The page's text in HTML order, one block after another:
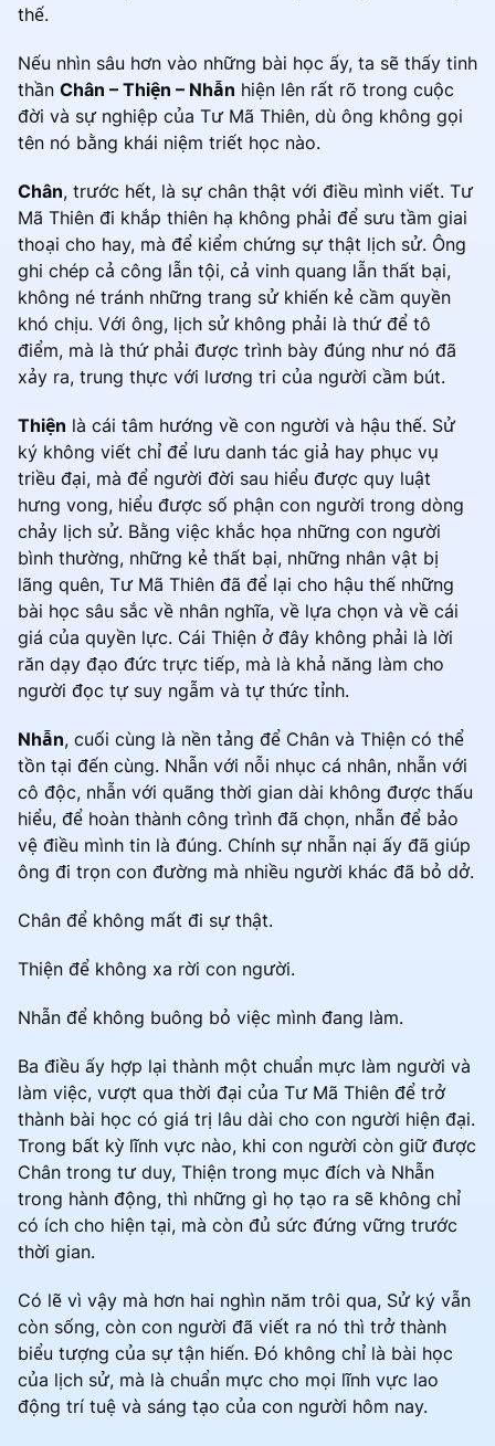
thế.
Nếu nhìn sâu hơn vào những bài học ấy, ta sẽ thấy tinh
thần Chân – Thiện – Nhẫn hiện lên rất rõ trong cuộc
đời và sự nghiệp của Tư Mã Thiên, dù ông không gọi
tên nó bằng khái niệm triết học nào.
Chân, trước hết, là sự chân thật với điều mình viết. Tư
Mã Thiên đi khắp thiên hạ không phải để sưu tầm giai
thoại cho hay, mà để kiểm chứng sự thật lịch sử. Ông
ghi chép cả công lẫn tội, cả vinh quang lẫn thất bại,
không né tránh những trang sử khiến kẻ cầm quyền
khó chịu. Với ông, lịch sử không phải là thứ để tô
điểm, mà là thứ phải được trình bày đúng như nó đã
xảy ra, trung thực với lương tri của người cầm bút.
Thiện là cái tâm hướng về con người và hậu thế. Sử
ký không viết chỉ để lưu danh tác giả hay phục vụ
triều đại, mà để người đời sau hiểu được quy luật
hưng vong, hiểu được số phận con người trong dòng
chảy lịch sử. Bằng việc khắc họa những con người
bình thường, những kẻ thất bại, những nhân vật bị
lãng quên, Tư Mã Thiên đã để lại cho hậu thế những
bài học sâu sắc về nhân nghĩa, về lựa chọn và về cái
giá của quyền lực. Cái Thiện ở đây không phải là lời
răn dạy đạo đức trực tiếp, mà là khả năng làm cho
người đọc tự suy ngẫm và tự thức tỉnh.
Nhẫn, cuối cùng là nền tảng để Chân và Thiện có thể
tồn tại đến cùng. Nhẫn với nỗi nhục cá nhân, nhẫn với
cô độc, nhẫn với quãng thời gian dài không được thấu
hiểu, để hoàn thành công trình đã chọn, nhẫn để bảo
vệ điều mình tin là đúng. Chính sự nhẫn nại ấy đã giúp
ông đi trọn con đường mà nhiều người khác đã bỏ dở.
Chân để không mất đi sự thật.
Thiện để không xa rời con người.
Nhẫn để không buông bỏ việc mình đang làm.
Ba điều ấy hợp lại thành một chuẩn mực làm người và
làm việc, vượt qua thời đại của Tư Mã Thiên để trở
thành bài học có giá trị lâu dài cho con người hiện đại.
Trong bất kỳ lĩnh vực nào, khi con người còn giữ được
Chân trong tư duy, Thiện trong mục đích và Nhẫn
trong hành động, thì những gì họ tạo ra sẽ không chỉ
có ích cho hiện tại, mà còn đủ sức đứng vững trước
thời gian.
Có lẽ vì vậy mà hơn hai nghìn năm trôi qua, Sử ký vẫn
còn sống, còn con người đã viết ra nó thì trở thành
biểu tượng của sự tận hiến. Đó không chỉ là bài học
của lịch sử, mà là chuẩn mực cho mọi lĩnh vực lao
động trí tuệ và sáng tạo của con người hôm nay.